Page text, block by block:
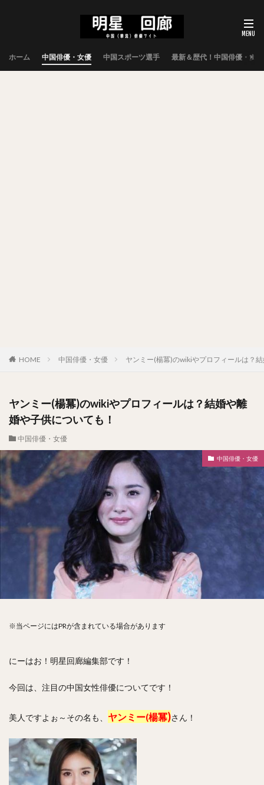
ホーム 中国俳優・女優 中国スポーツ選手 最新＆歴代！中国俳優・女
HOME 中国俳優・女優 ヤンミー(楊冪)のwikiやプロフィールは？
ヤンミー(楊冪)のwikiやプロフィールは？結婚や離
婚や子供についても！
中国俳優・女優
中国俳優・女優
※当ページにはPRが含まれている場合があります
にーはお！明星回廊編集部です！
今回は、注目の中国女性俳優についてです！
美人ですよぉ～その名も、 ヤンミー(楊冪)さん！